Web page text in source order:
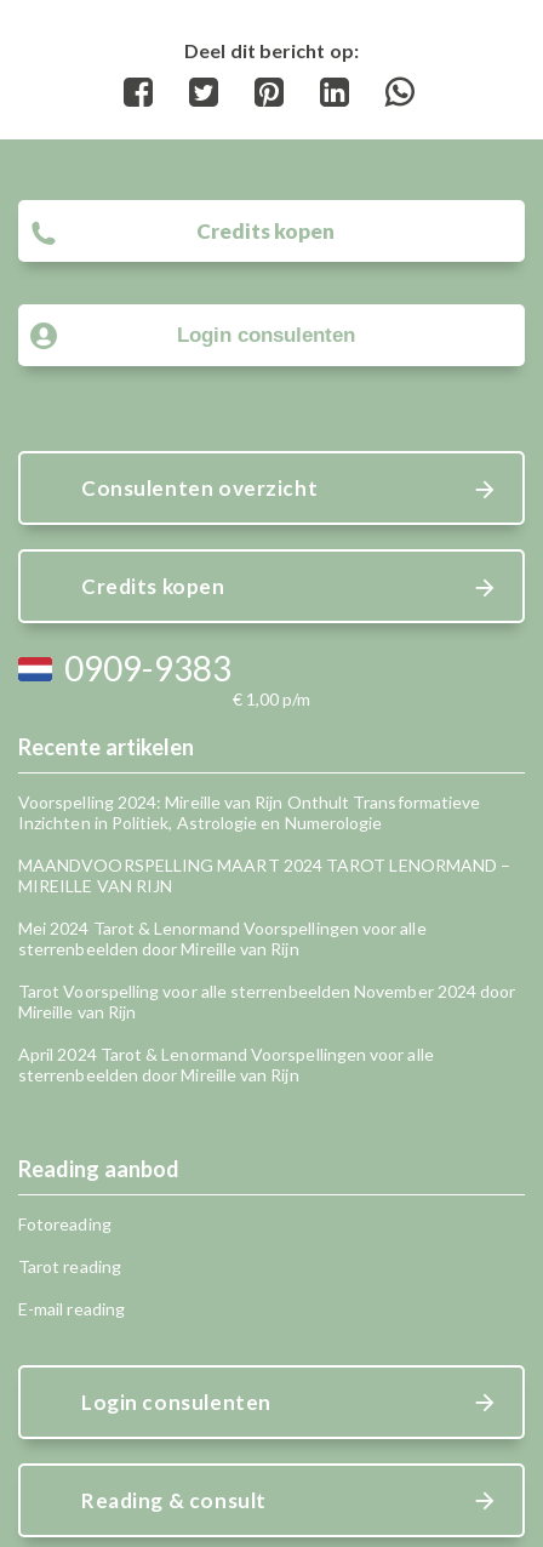
Deel dit bericht op:
Share
Share
Share
Share
Credits kopen
Login consulenten
Consulenten overzicht
Credits kopen
0909-9383
€ 1,00 p/m
Recente artikelen
Voorspelling 2024: Mireille van Rijn Onthult Transformatieve
Inzichten in Politiek, Astrologie en Numerologie
MAANDVOORSPELLING MAART 2024 TAROT LENORMAND –
MIREILLE VAN RIJN
Mei 2024 Tarot & Lenormand Voorspellingen voor alle
sterrenbeelden door Mireille van Rijn
Tarot Voorspelling voor alle sterrenbeelden November 2024 door
Mireille van Rijn
April 2024 Tarot & Lenormand Voorspellingen voor alle
sterrenbeelden door Mireille van Rijn
Reading aanbod
Fotoreading
Tarot reading
E-mail reading
Login consulenten
Reading & consult